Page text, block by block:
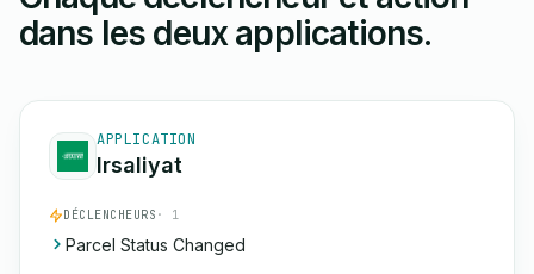
dans les deux applications.
APPLICATION
Irsaliyat
DÉCLENCHEURS · 1
Parcel Status Changed